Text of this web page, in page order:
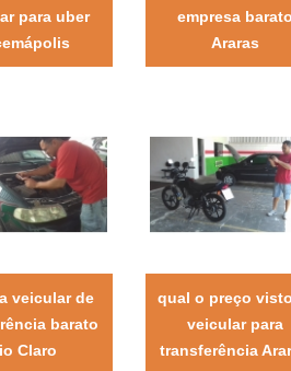
para uber
empresa
Araras
veicular de
barato
Claro
qual o preço
veicular para
transferência